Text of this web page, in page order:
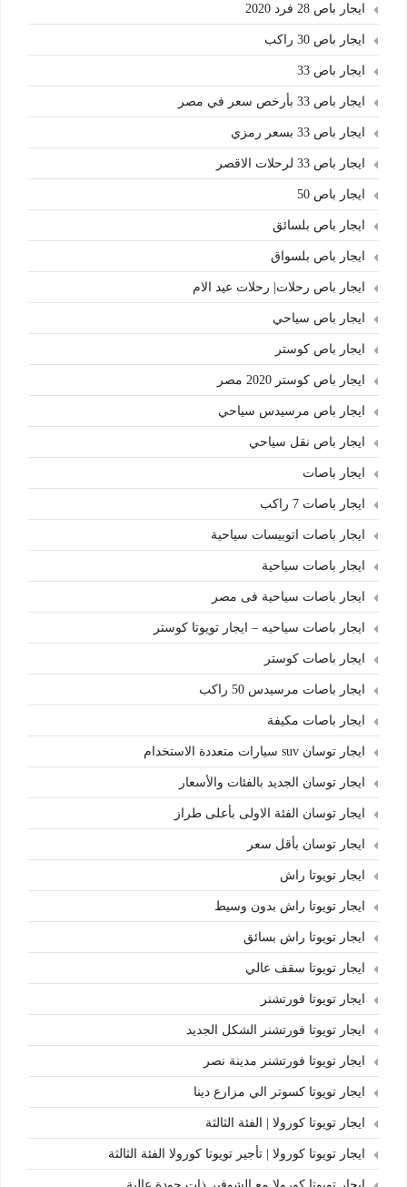
ايجار باص 28 فرد 2020
ايجار باص 30 راكب
ايجار باص 33
ايجار باص 33 بأرخص سعر في مصر
ايجار باص 33 بسعر رمزي
ايجار باص 33 لرحلات الاقصر
ايجار باص 50
ايجار باص بلسائق
ايجار باص بلسواق
ايجار باص رحلات| رحلات عيد الام
ايجار باص سياحي
ايجار باص كوستر
ايجار باص كوستر 2020 مصر
ايجار باص مرسيدس سياحي
ايجار باص نقل سياحي
ايجار باصات
ايجار باصات 7 راكب
ايجار باصات اتوبيسات سياحية
ايجار باصات سياحية
ايجار باصات سياحية فى مصر
ايجار باصات سياحيه – ايجار تويوتا كوستر
ايجار باصات كوستر
ايجار باصات مرسيدس 50 راكب
ايجار باصات مكيفة
ايجار توسان suv سيارات متعددة الاستخدام
ايجار توسان الجديد بالفئات والأسعار
ايجار توسان الفئة الاولى بأعلى طراز
ايجار توسان بأقل سعر
ايجار تويوتا راش
ايجار تويوتا راش بدون وسيط
ايجار تويوتا راش بسائق
ايجار تويوتا سقف عالي
ايجار تويوتا فورتشنر
ايجار تويوتا فورتشنر الشكل الجديد
ايجار تويوتا فورتشنر مدينة نصر
ايجار تويوتا كسوتر الي مزارع دينا
ايجار تويوتا كورولا | الفئة الثالثة
ايجار تويوتا كورولا | تأجير تويوتا كورولا الفئة الثالثة